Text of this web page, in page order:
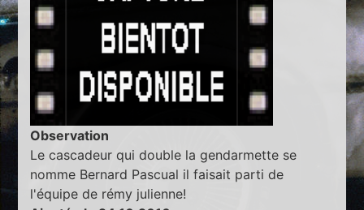
Observation
Le cascadeur qui double la gendarmette se
nomme Bernard Pascual il faisait parti de
l'équipe de rémy julienne!